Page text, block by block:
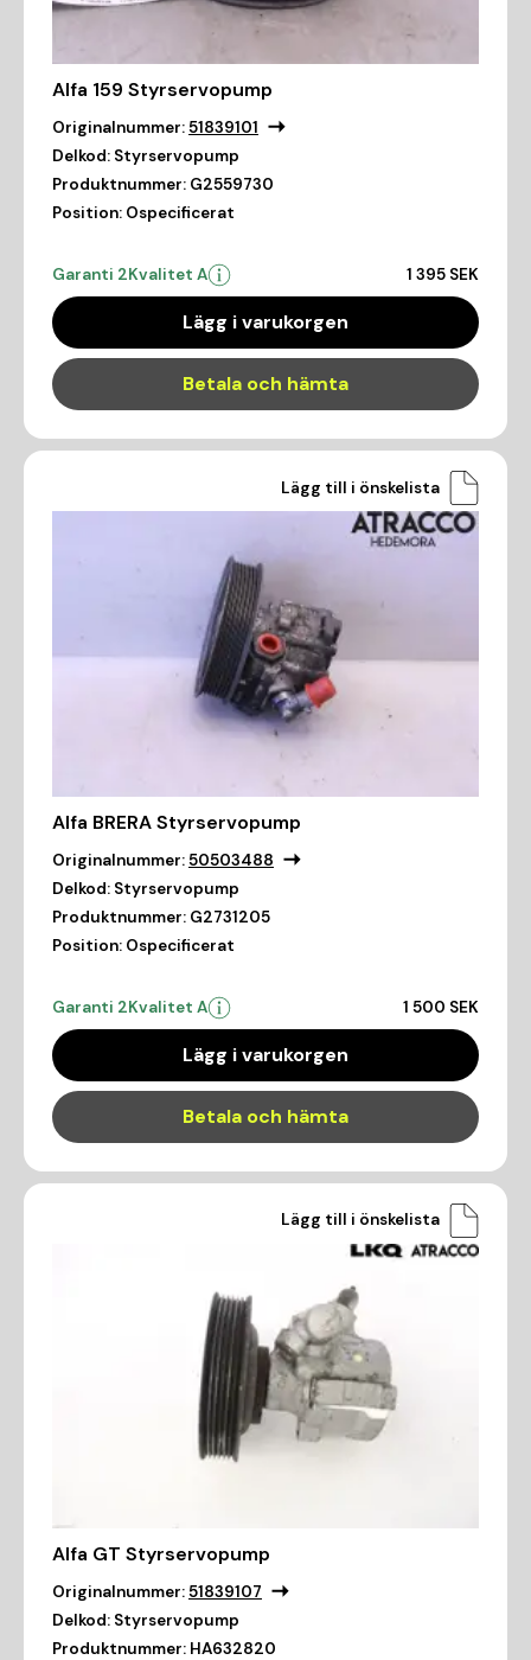
Alfa 159 Styrservopump
Originalnummer:51839101
Delkod: Styrservopump
Produktnummer: G2559730
Position: Ospecificerat
Garanti 2Kvalitet A 1 395 SEK
Lägg i varukorgen
Betala och hämta
Lägg till i önskelista
Alfa BRERA Styrservopump
Originalnummer:50503488
Delkod: Styrservopump
Produktnummer: G2731205
Position: Ospecificerat
Garanti 2Kvalitet A 1 500 SEK
Lägg i varukorgen
Betala och hämta
Lägg till i önskelista
Alfa GT Styrservopump
Originalnummer:51839107
Delkod: Styrservopump
Produktnummer: HA632820